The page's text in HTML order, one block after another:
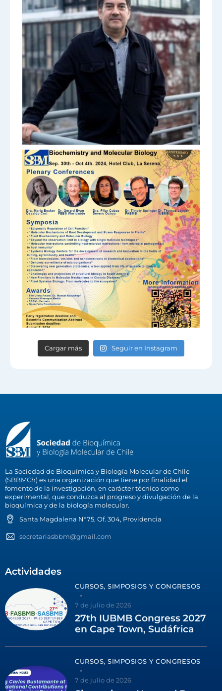
Cargar más Seguir en Instagram
La Sociedad de Bioquímica y Biología Molecular de Chile
(SBBMCh) es una organización que tiene por finalidad el
fomento de la investigación, en carácter técnico como
experimental, que conduzca al progreso y divulgación de la
bioquímica y de la biología molecular.
Santa Magdalena N°75, Of. 304, Providencia
secretariasbbm@gmail.com
Actividades
CURSOS, SIMPOSIOS Y CONGRESOS
7 de julio de 2026
27th IUBMB Congress 2027
en Cape Town, Sudáfrica
CURSOS, SIMPOSIOS Y CONGRESOS
7 de julio de 2026